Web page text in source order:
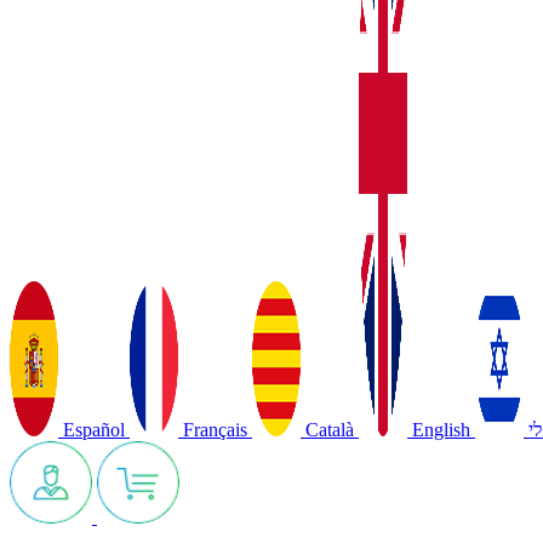
Español Français Català English